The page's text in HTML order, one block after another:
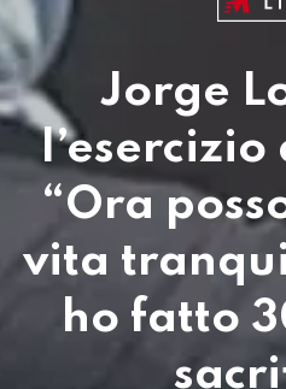
Jorge
l’esercizio
“Ora
vita
ho fatto